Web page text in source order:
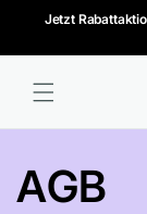
zum
Jetzt
AGB